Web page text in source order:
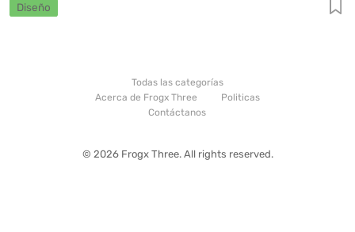
Diseño
Todas las categorías
Acerca de Frogx Three
Politicas
Contáctanos
© 2026 Frogx Three. All rights reserved.